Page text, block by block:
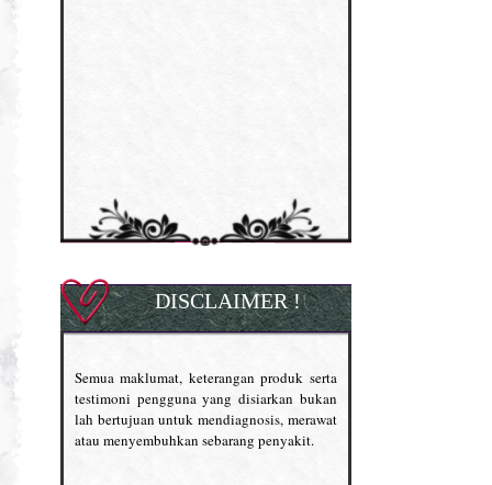
DISCLAIMER !
Semua maklumat, keterangan produk serta
testimoni pengguna yang disiarkan bukan
lah bertujuan untuk mendiagnosis, merawat
atau menyembuhkan sebarang penyakit.